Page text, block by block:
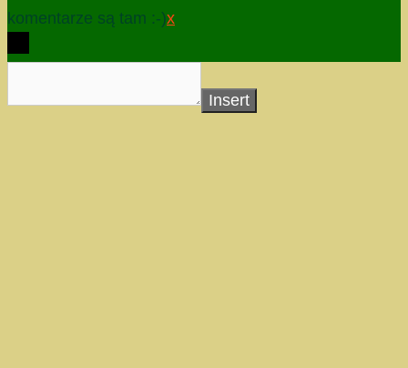
komentarze są tam :-)x
Insert